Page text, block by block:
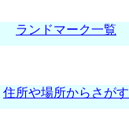
ランドマーク一覧
住所や場所からさがす